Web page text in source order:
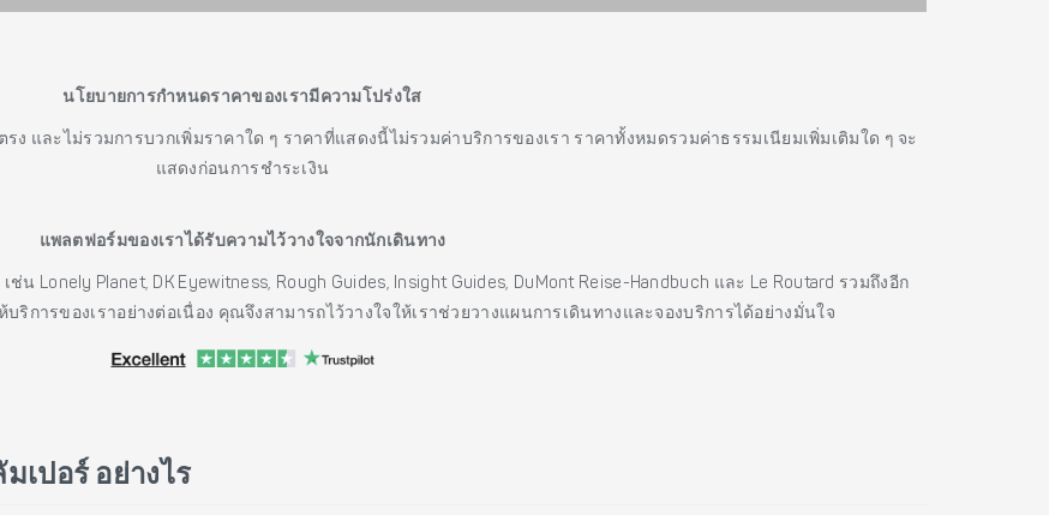
นโยบายการกำหนดราคาของเรามีความโปร่งใส
และไม่รวมการบวกเพิ่มราคาใด ๆ ราคาที่แสดงนี้ไม่รวมค่าบริการของเรา ราคาทั้งหมดรวมค่าธรรมเนียมเพิ่มเติมใด ๆ จะ
แสดงก่อนการชำระเงิน
แพลตฟอร์มของเราได้รับความไว้วางใจจากนักเดินทาง
Lonely Planet, DK Eyewitness, Rough Guides, Insight Guides, DuMont Reise-Handbuch และ Le Routard รวมถึงอีก
การของเราอย่างต่อเนื่อง คุณจึงสามารถไว้วางใจให้เราช่วยวางแผนการเดินทางและจองบริการได้อย่างมั่นใจ
เปอร์ อย่างไร